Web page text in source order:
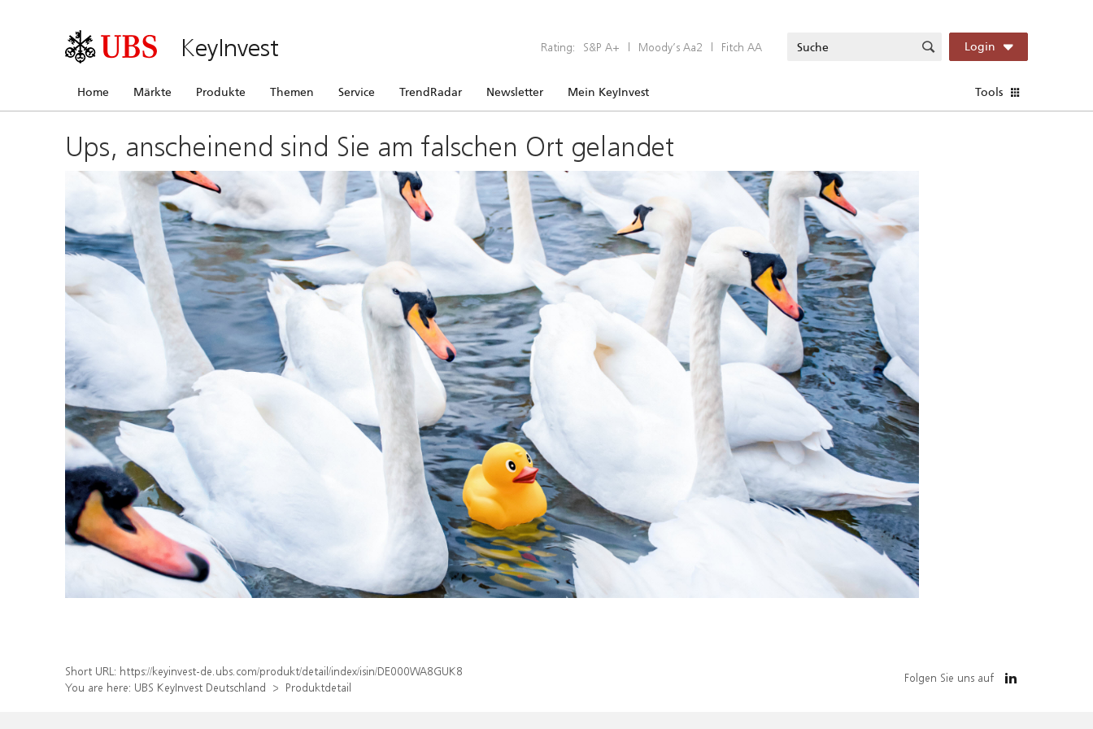
KeyInvest Rating: S&P A+ | Moody’s Aa2 | Fitch AA Login
Home Märkte Produkte Themen Service TrendRadar Newsletter Mein KeyInvest Tools
Ups, anscheinend sind Sie am falschen Ort gelandet
Short URL: https://keyinvest-de.ubs.com/produkt/detail/index/isin/DE000WA8GUK8
You are here: UBS KeyInvest Deutschland Produktdetail
Folgen Sie uns auf